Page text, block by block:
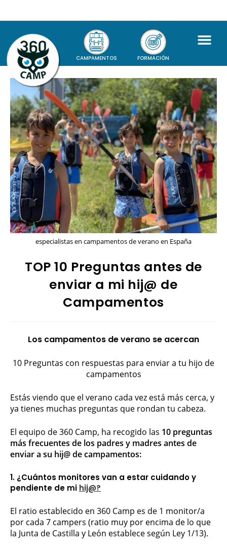
CAMPAMENTOS FORMACIÓN
especialistas en campamentos de verano en España
TOP 10 Preguntas antes de
enviar a mi hij@ de
Campamentos
Los campamentos de verano se acercan
10 Preguntas con respuestas para enviar a tu hijo de
campamentos
Estás viendo que el verano cada vez está más cerca, y
ya tienes muchas preguntas que rondan tu cabeza.
El equipo de 360 Camp, ha recogido las 10 preguntas
más frecuentes de los padres y madres antes de
enviar a su hij@ de campamentos:
1. ¿Cuántos monitores van a estar cuidando y
pendiente de mi hij@?
El ratio establecido en 360 Camp es de 1 monitor/a
por cada 7 campers (ratio muy por encima de lo que
la Junta de Castilla y León establece según Ley 1/13).